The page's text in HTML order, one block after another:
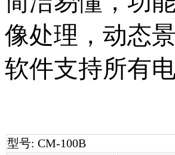
像处理，动态
软件支持所有
型号: CM-100B